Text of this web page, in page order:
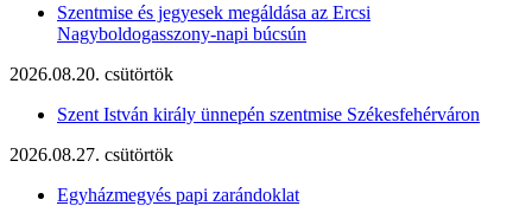
Szentmise és jegyesek megáldása az Ercsi
Nagyboldogasszony-napi búcsún
2026.08.20. csütörtök
Szent István király ünnepén szentmise Székesfehérváron
2026.08.27. csütörtök
Egyházmegyés papi zarándoklat